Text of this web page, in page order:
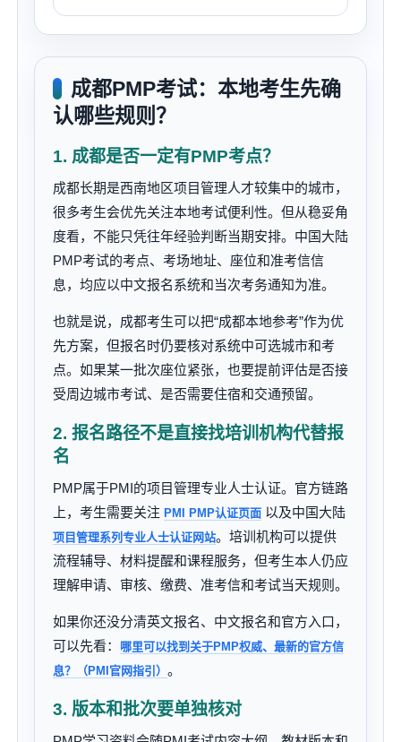
成都PMP考试：本地考生先确
认哪些规则？
1. 成都是否一定有PMP考点？
成都长期是西南地区项目管理人才较集中的城市，
很多考生会优先关注本地考试便利性。但从稳妥角
度看，不能只凭往年经验判断当期安排。中国大陆
PMP考试的考点、考场地址、座位和准考信信
息，均应以中文报名系统和当次考务通知为准。
也就是说，成都考生可以把“成都本地参考”作为优
先方案，但报名时仍要核对系统中可选城市和考
点。如果某一批次座位紧张，也要提前评估是否接
受周边城市考试、是否需要住宿和交通预留。
2. 报名路径不是直接找培训机构代替报
名
PMP属于PMI的项目管理专业人士认证。官方链路
上，考生需要关注 PMI PMP认证页面以及中国大陆
项目管理系列专业人士认证网站。培训机构可以提供
流程辅导、材料提醒和课程服务，但考生本人仍应
理解申请、审核、缴费、准考信和考试当天规则。
如果你还没分清英文报名、中文报名和官方入口，
可以先看：
哪里可以找到关于PMP权威、最新的官方信
息？（PMI官网指引） 。
3. 版本和批次要单独核对